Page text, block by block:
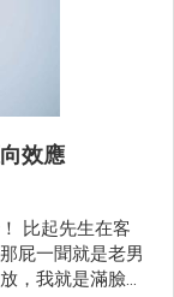
效應
比起先生在客
屁一聞就是老男
，我就是滿臉鄙